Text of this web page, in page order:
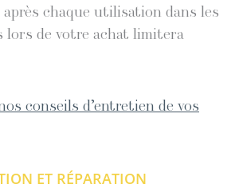
chaque utilisation dans les
lors de votre achat limitera
conseils d’entretien de vos
ET RÉPARATION